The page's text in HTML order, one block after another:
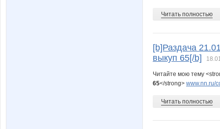
Читать полностью
[b]Раздача
выкуп 65[/b]
Читайте мою тему
65</strong> www.nn.ru/
Читать полностью